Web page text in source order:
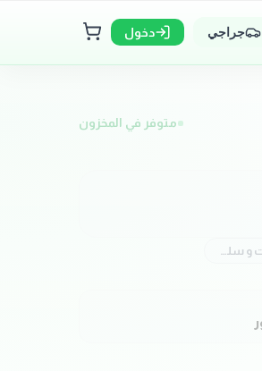
جراجي دخول
متوفر في المخزون
و موبينة